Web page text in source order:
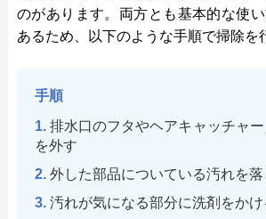
のがあります。両方とも基本的な使
あるため、以下のような手順で掃除を
手順
排水口のフタやヘアキャッチャ
を外す
外した部品についている汚れを落
汚れが気になる部分に洗剤をかけ